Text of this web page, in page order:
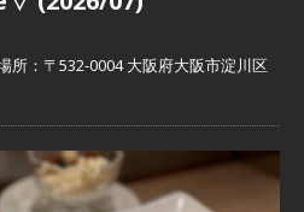
：〒532-0004 大阪府大阪市淀川区